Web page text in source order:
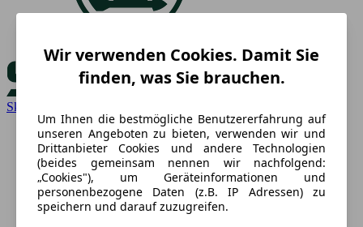
Skoda
Wir verwenden Cookies. Damit Sie
finden, was Sie brauchen.
Um Ihnen die bestmögliche Benutzererfahrung auf
unseren Angeboten zu bieten, verwenden wir und
Drittanbieter Cookies und andere Technologien
(beides gemeinsam nennen wir nachfolgend:
„Cookies"), um Geräteinformationen und
personenbezogene Daten (z.B. IP Adressen) zu
speichern und darauf zuzugreifen.